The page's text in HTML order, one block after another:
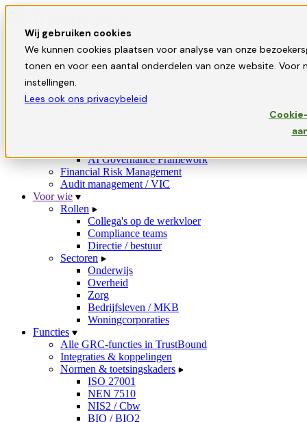
Wij gebruiken cookies
We kunnen cookies plaatsen voor analyse van onze
tonen en voor een aantal onderdelen van onze website.
instellingen.
Lees ook ons privacybeleid
Oplossingen
Privacy / AVG-tooling
Security / ISMS-tooling
Informatiebeveiliging-tooling
AI Governance Framework
Financial Risk Management
Audit management / VIC
Voor wie
Rollen
Collega's op de werkvloer
Compliance teams
Directie / bestuur
Sectoren
Onderwijs
Overheid
Zorg
Bedrijfsleven / MKB
Woningcorporaties
Functies
Alle GRC-functies in TrustBound
Integraties & koppelingen
Normen & toetsingskaders
ISO 27001
NEN 7510
NIS2 / Cbw
BIO / BIO2